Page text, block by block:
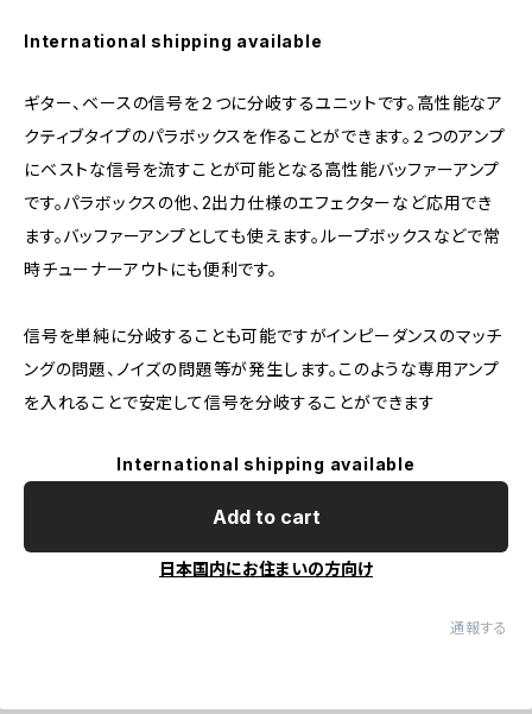
International shipping available
ギター、ベースの信号を２つに分岐するユニットです。高性能なア
クティブタイプのパラボックスを作ることができます。２つのアンプ
にベストな信号を流すことが可能となる高性能バッファーアンプ
です。パラボックスの他、2出力仕様のエフェクターなど応用でき
ます。バッファーアンプとしても使えます。ループボックスなどで常
時チューナーアウトにも便利です。
信号を単純に分岐することも可能ですがインピーダンスのマッチ
ングの問題、ノイズの問題等が発生します。このような専用アンプ
を入れることで安定して信号を分岐することができます
International shipping available
Add to cart
日本国内にお住まいの方向け
通報する